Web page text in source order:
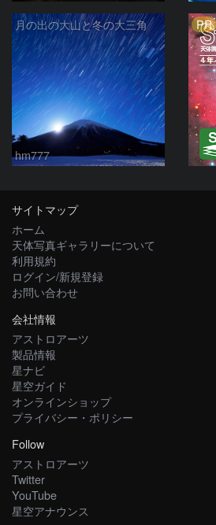
月の出の大山と冬の大三角
hm777
PR
サイトマップ
ホーム
天体写真ギャラリーについて
利用規約
ログイン/新規登録
お問い合わせ
会社情報
アストロアーツ
製品情報
星ナビ
星空ガイド
オンラインショップ
プライバシー・ポリシー
Follow
アストロアーツ
Twitter
YouTube
星空アナウンス